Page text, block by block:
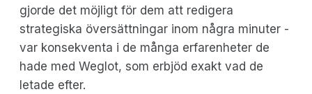
gjorde det möjligt för dem att redigera
strategiska översättningar inom några minuter -
var konsekventa i de många erfarenheter de
hade med Weglot, som erbjöd exakt vad de
letade efter.